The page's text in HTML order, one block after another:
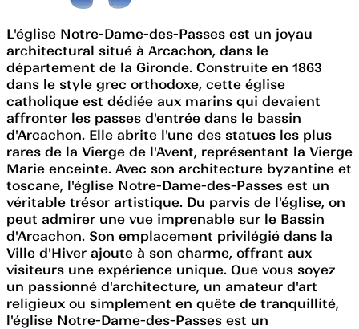
L'église Notre-Dame-des-Passes est un joyau
architectural situé à Arcachon, dans le
département de la Gironde. Construite en 1863
dans le style grec orthodoxe, cette église
catholique est dédiée aux marins qui devaient
affronter les passes d'entrée dans le bassin
d'Arcachon. Elle abrite l'une des statues les plus
rares de la Vierge de l'Avent, représentant la Vierge
Marie enceinte. Avec son architecture byzantine et
toscane, l'église Notre-Dame-des-Passes est un
véritable trésor artistique. Du parvis de l'église, on
peut admirer une vue imprenable sur le Bassin
d'Arcachon. Son emplacement privilégié dans la
Ville d'Hiver ajoute à son charme, offrant aux
visiteurs une expérience unique. Que vous soyez
un passionné d'architecture, un amateur d'art
religieux ou simplement en quête de tranquillité,
l'église Notre-Dame-des-Passes est un